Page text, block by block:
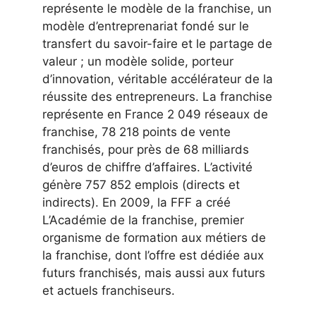
représente le modèle de la franchise, un
modèle d’entreprenariat fondé sur le
transfert du savoir-faire et le partage de
valeur ; un modèle solide, porteur
d’innovation, véritable accélérateur de la
réussite des entrepreneurs. La franchise
représente en France 2 049 réseaux de
franchise, 78 218 points de vente
franchisés, pour près de 68 milliards
d’euros de chiffre d’affaires. L’activité
génère 757 852 emplois (directs et
indirects). En 2009, la FFF a créé
L’Académie de la franchise, premier
organisme de formation aux métiers de
la franchise, dont l’offre est dédiée aux
futurs franchisés, mais aussi aux futurs
et actuels franchiseurs.